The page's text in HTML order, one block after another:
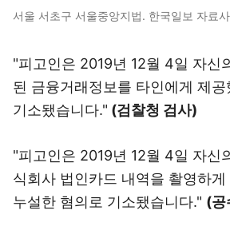
서울 서초구 서울중앙지법. 한국일보 자료
"피고인은 2019년 12월 4일 자신
된 금융거래정보를 타인에게 제
기소됐습니다." (검찰청 검사)
"피고인은 2019년 12월 4일 자신
식회사 법인카드 내역을 촬영하
누설한 혐의로 기소됐습니다." (공